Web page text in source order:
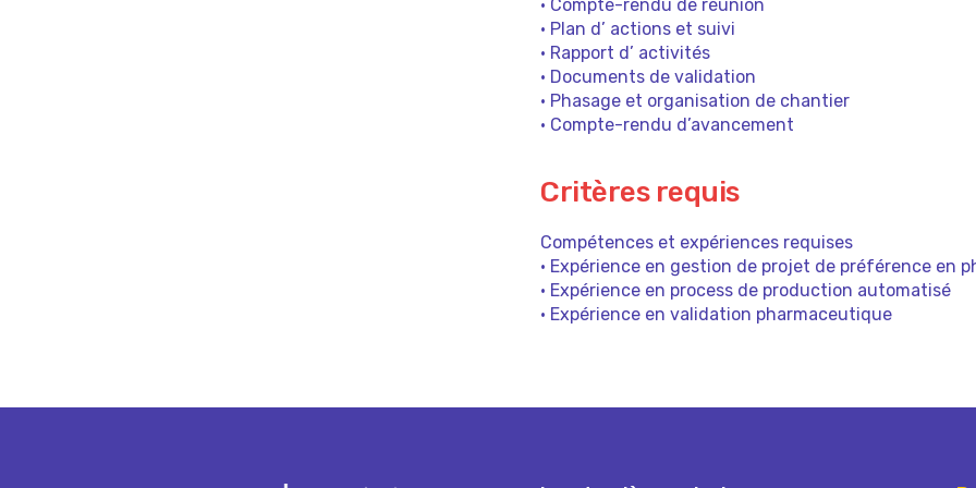
• Compte-rendu de réunion
• Plan d’ actions et suivi
• Rapport d’ activités
• Documents de validation
• Phasage et organisation de chantier
• Compte-rendu d’avancement
Critères requis
Compétences et expériences requises
• Expérience en gestion de projet de préférence en
• Expérience en process de production automatisé
• Expérience en validation pharmaceutique